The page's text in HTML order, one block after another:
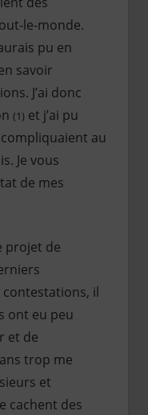
le-monde.
pu en
savoir
J’ai donc
(1) et j’ai pu
au
Je vous
de mes
projet de
il
ont eu peu
et de
trop me
et
cachent des